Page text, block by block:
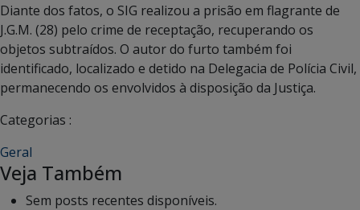
Diante dos fatos, o SIG realizou a prisão em flagrante de
J.G.M. (28) pelo crime de receptação, recuperando os
objetos subtraídos. O autor do furto também foi
identificado, localizado e detido na Delegacia de Polícia Civil,
permanecendo os envolvidos à disposição da Justiça.
Categorias :
Geral
Veja Também
Sem posts recentes disponíveis.